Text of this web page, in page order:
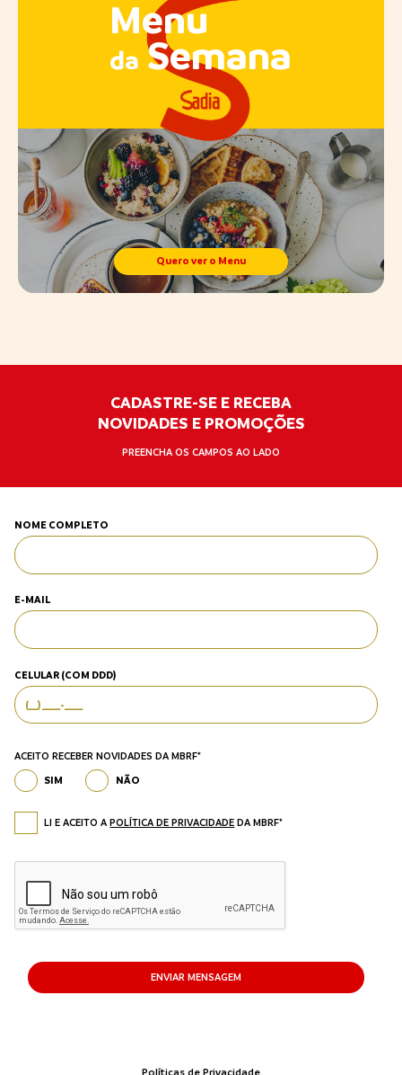
Menu
da Semana
Quero ver o Menu
CADASTRE-SE E RECEBA
NOVIDADES E PROMOÇÕES
PREENCHA OS CAMPOS AO LADO
NOME COMPLETO
E-MAIL
CELULAR (COM DDD)
ACEITO RECEBER NOVIDADES DA MBRF*
SIM NÃO
LI E ACEITO APOLÍTICA DE PRIVACIDADE DA MBRF*
ENVIAR MENSAGEM
Políticas de Privacidade